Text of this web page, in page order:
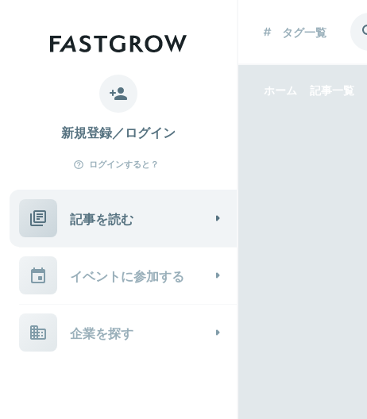
新規登録／ログイン
ログインすると？
記事を読む
イベントに参加する
企業を探す
タグ一覧
ホーム 記事一覧